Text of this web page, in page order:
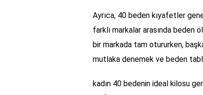
Ayrıca, 40 beden kıyafetler
farklı markalar arasında beden
bir markada tam otururken,
mutlaka denemek ve beden
kadın 40 bedenin ideal kilosu